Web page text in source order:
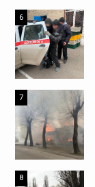
6
7
8